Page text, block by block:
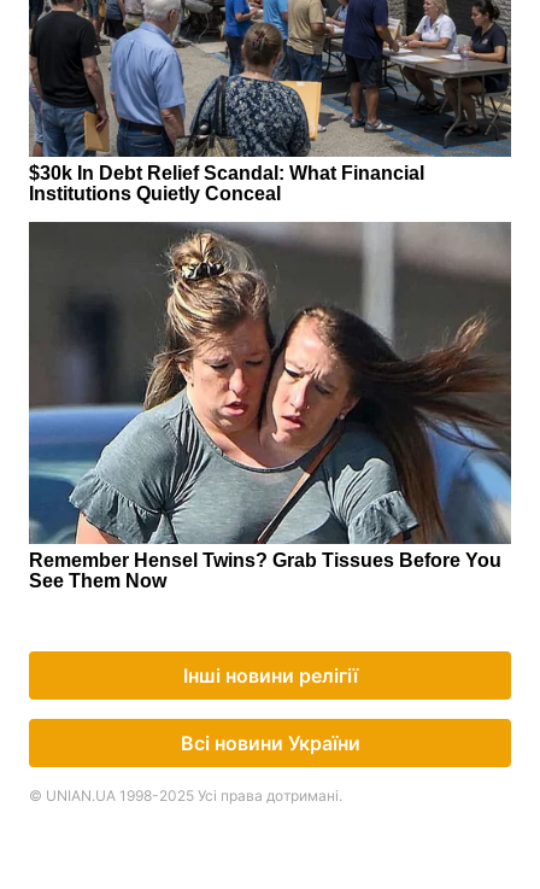
Інші новини релігії
Всі новини України
© UNIAN.UA 1998-2025 Усі права дотримані.